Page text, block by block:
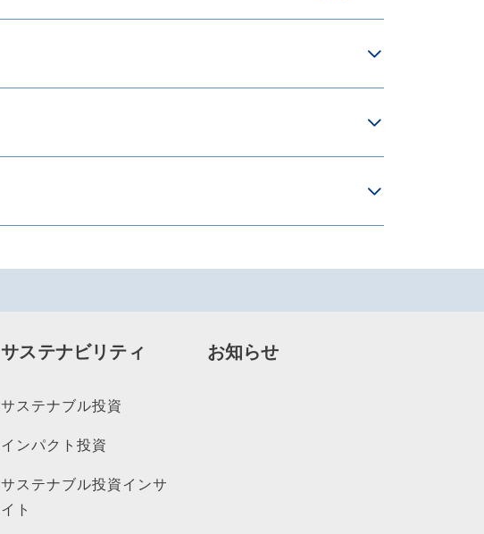
サステナビリティ
サステナブル投資
インパクト投資
サステナブル投資インサ
イト
お知らせ